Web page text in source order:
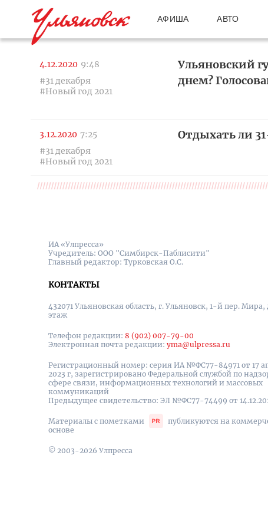
АФИША АВТО
4.12.2020 9:48
#31 декабря
#Новый год 2021
Ульяновский
днем?
3.12.2020 7:25
#31 декабря
#Новый год 2021
Отдыхать ли
ИА «Улпресса»
Учредитель: ООО "Симбирск-Паблисити"
Главный редактор: Турковская О.С.
КОНТАКТЫ
432071 Ульяновская область, г. Ульяновск, 1-й пер. Мира,
этаж
Телефон редакции: 8 (902) 007-79-00
Электронная почта редакции: yma@ulpressa.ru
Регистрационный номер: серия ИА №ФС77-84971 от 17
2023 г, зарегистрировано Федеральной службой по
сфере связи, информационных технологий и массовых
коммуникаций
Предыдущее свидетельство: ЭЛ №ФС77-74499 от
Материалы с пометками
публикуются на
основе
© 2003-2026 Улпресса